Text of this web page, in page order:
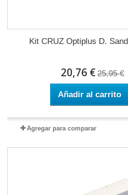
Kit CRUZ Optiplus D.
20,76 € 25,95 €
Añadir al carrito
Agregar para comparar